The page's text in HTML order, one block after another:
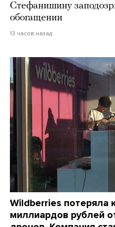
Стефанишину
обогащении
13 часов назад
Wildberries потеряла
миллиардов рублей